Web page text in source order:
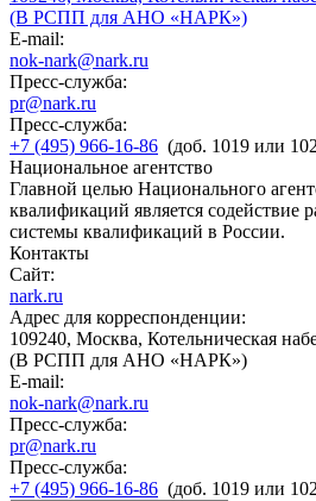
(В РСПП для АНО «НАРК»)
E-mail:
nok-nark@nark.ru
Пресс-служба:
pr@nark.ru
Пресс-служба:
+7 (495) 966-16-86 (доб. 1019 или
Национальное агентство
Главной целью Национального
квалификаций является содействие
системы квалификаций в России.
Контакты
Сайт:
nark.ru
Адрес для корреспонденции:
109240, Москва, Котельническая
(В РСПП для АНО «НАРК»)
E-mail:
nok-nark@nark.ru
Пресс-служба:
pr@nark.ru
Пресс-служба:
+7 (495) 966-16-86 (доб. 1019 или